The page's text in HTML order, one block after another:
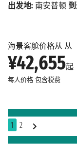
海景客舱价格从 从
¥42,655起
每人价格 包含税费
出发地: 南安普顿
1 2